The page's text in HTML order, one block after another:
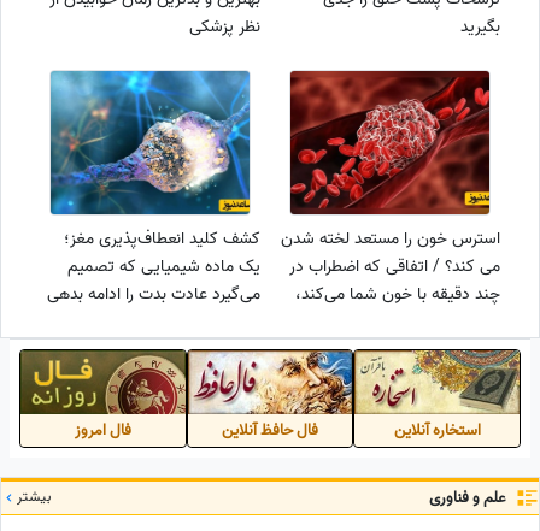
بگیرید
نظر پزشکی
استرس خون را مستعد لخته شدن
می‌ کند؟ / اتفاقی که اضطراب در
چند دقیقه با خون شما می‌کند،
کشف کلید انعطاف‌پذیری مغز؛
یک ماده شیمیایی که تصمیم
می‌گیرد عادت بدت را ادامه بدهی
استخاره آنلاین فال حافظ آنلاین فال امروز
علم و فناوری بیشتر